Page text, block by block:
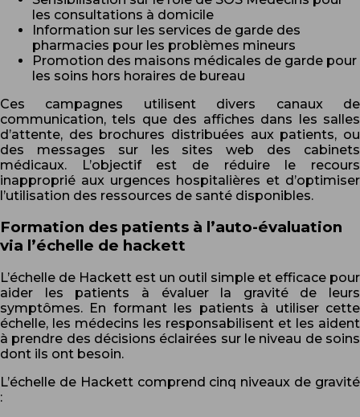
les consultations à domicile
Information sur les services de garde des
pharmacies pour les problèmes mineurs
Promotion des maisons médicales de garde pour
les soins hors horaires de bureau
Ces campagnes utilisent divers canaux de
communication, tels que des affiches dans les salles
d’attente, des brochures distribuées aux patients, ou
des messages sur les sites web des cabinets
médicaux. L’objectif est de réduire le recours
inapproprié aux urgences hospitalières et d’optimiser
l’utilisation des ressources de santé disponibles.
Formation des patients à l’auto-évaluation
via l’échelle de hackett
L’échelle de Hackett est un outil simple et efficace pour
aider les patients à évaluer la gravité de leurs
symptômes. En formant les patients à utiliser cette
échelle, les médecins les responsabilisent et les aident
à prendre des décisions éclairées sur le niveau de soins
dont ils ont besoin.
L’échelle de Hackett comprend cinq niveaux de gravité
: